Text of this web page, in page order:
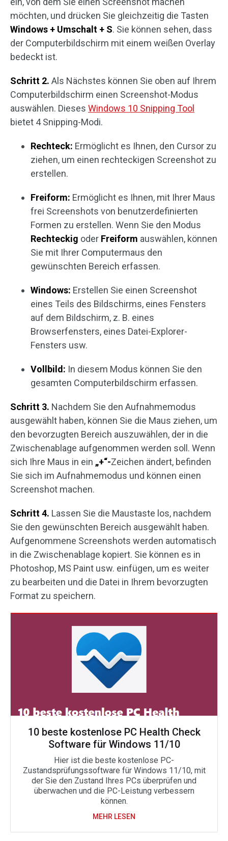
möchten, und drücken Sie gleichzeitig die Tasten
Windows + Umschalt + S. Sie können sehen, dass
der Computerbildschirm mit einem weißen Overlay
bedeckt ist.
Schritt 2. Als Nächstes können Sie oben auf Ihrem
Computerbildschirm einen Screenshot-Modus
auswählen. Dieses Windows 10 Snipping Tool
bietet 4 Snipping-Modi.
Rechteck: Ermöglicht es Ihnen, den Cursor zu
ziehen, um einen rechteckigen Screenshot zu
erstellen.
Freiform: Ermöglicht es Ihnen, mit Ihrer Maus
frei Screenshots von benutzerdefinierten
Formen zu erstellen. Wenn Sie den Modus
Rechteckig oder Freiform auswählen, können
Sie mit Ihrer Computermaus den
gewünschten Bereich erfassen.
Windows: Erstellen Sie einen Screenshot
eines Teils des Bildschirms, eines Fensters
auf dem Bildschirm, z. B. eines
Browserfensters, eines Datei-Explorer-
Fensters usw.
Vollbild: In diesem Modus können Sie den
gesamten Computerbildschirm erfassen.
Schritt 3. Nachdem Sie den Aufnahmemodus
ausgewählt haben, können Sie die Maus ziehen, um
den bevorzugten Bereich auszuwählen, der in die
Zwischenablage aufgenommen werden soll. Wenn
sich Ihre Maus in ein „+“-Zeichen ändert, befinden
Sie sich im Aufnahmemodus und können einen
Screenshot machen.
Schritt 4. Lassen Sie die Maustaste los, nachdem
Sie den gewünschten Bereich ausgewählt haben.
Aufgenommene Screenshots werden automatisch
in die Zwischenablage kopiert. Sie können es in
Photoshop, MS Paint usw. einfügen, um es weiter
zu bearbeiten und die Datei in Ihrem bevorzugten
Format zu speichern.
10 beste kostenlose PC Health Check
Software für Windows 11/10
Hier ist die beste kostenlose PC-
Zustandsprüfungssoftware für Windows 11/10, mit
der Sie den Zustand Ihres PCs überprüfen und
überwachen und die PC-Leistung verbessern
können.
MEHR LESEN